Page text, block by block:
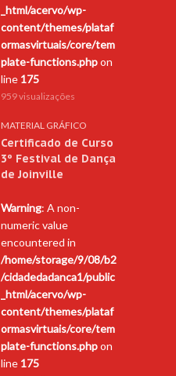
_html/acervo/wp-
content/themes/plataf
ormasvirtuais/core/tem
plate-functions.phpon
line 175
959 visualizações
MATERIAL GRÁFICO
Certificado de Curso
3º Festival de Dança
de Joinville
Warning: A non-
numeric value
encountered in
/home/storage/9/08/b2
/cidadedadanca1/public
_html/acervo/wp-
content/themes/plataf
ormasvirtuais/core/tem
plate-functions.phpon
line 175